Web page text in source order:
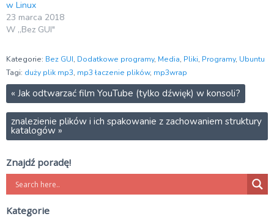
w Linux
23 marca 2018
W „Bez GUI"
Kategorie: Bez GUI, Dodatkowe programy, Media, Pliki, Programy, Ubuntu
Tagi: duży plik mp3, mp3 łaczenie plików, mp3wrap
« Jak odtwarzać film YouTube (tylko dźwięk) w konsoli?
znalezienie plików i ich spakowanie z zachowaniem struktury
katalogów »
Znajdź poradę!
Kategorie